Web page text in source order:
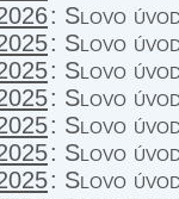
: Slovo
: Slovo
: Slovo
: Slovo
: Slovo
: Slovo
: Slovo